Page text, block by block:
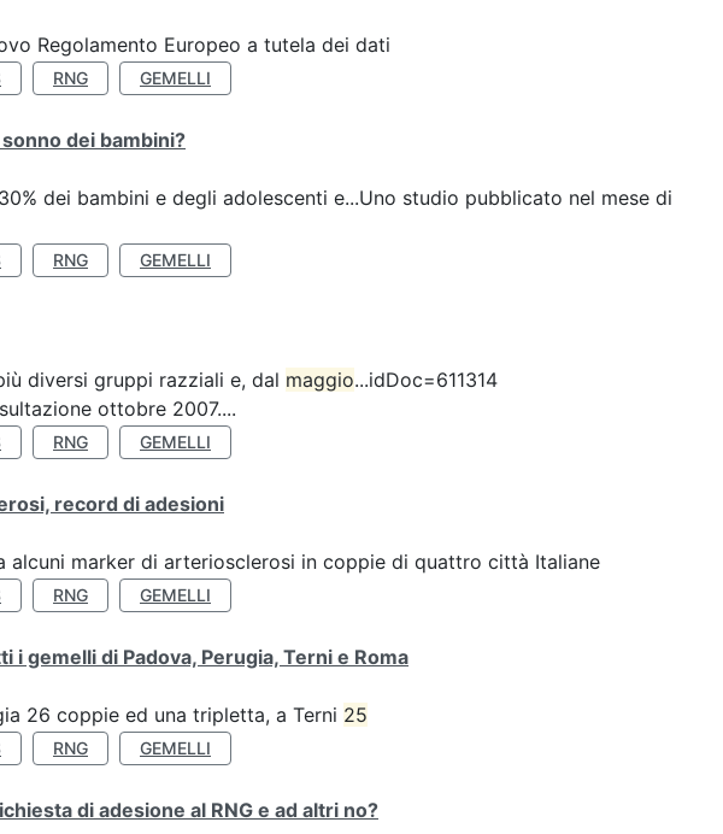
Regolamento Europeo a tutela dei dati
RNG GEMELLI
dei bambini?
dei bambini e degli adolescenti e...Uno studio pubblicato nel mese di
RNG GEMELLI
diversi gruppi razziali e, dal maggio...idDoc=611314
ottobre 2007....
RNG GEMELLI
record di adesioni
alcuni marker di arteriosclerosi in coppie di quattro città Italiane
RNG GEMELLI
gemelli di Padova, Perugia, Terni e Roma
26 coppie ed una tripletta, a Terni 25
RNG GEMELLI
di adesione al RNG e ad altri no?